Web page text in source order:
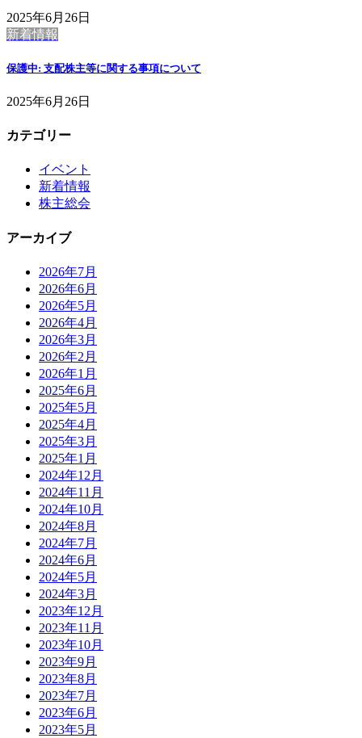
2025年6月26日
新着情報
保護中: 支配株主等に関する事項について
2025年6月26日
カテゴリー
イベント
新着情報
株主総会
アーカイブ
2026年7月
2026年6月
2026年5月
2026年4月
2026年3月
2026年2月
2026年1月
2025年6月
2025年5月
2025年4月
2025年3月
2025年1月
2024年12月
2024年11月
2024年10月
2024年8月
2024年7月
2024年6月
2024年5月
2024年3月
2023年12月
2023年11月
2023年10月
2023年9月
2023年8月
2023年7月
2023年6月
2023年5月